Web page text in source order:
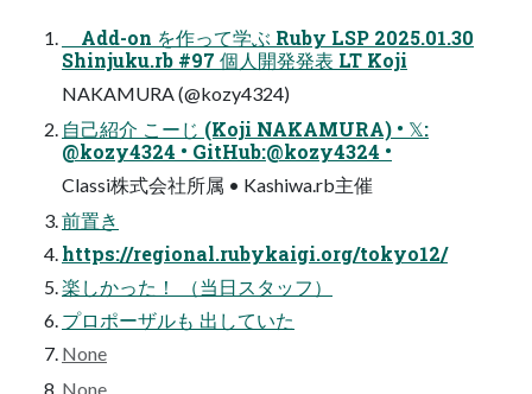
Add-on を作って学ぶ Ruby LSP 2025.01.30
Shinjuku.rb #97 個人開発発表 LT Koji
NAKAMURA (@kozy4324)
自己紹介 こーじ (Koji NAKAMURA) • 𝕏:
@kozy4324 • GitHub:@kozy4324 •
Classi株式会社所属 • Kashiwa.rb主催
前置き
https://regional.rubykaigi.org/tokyo12/
楽しかった！ （当日スタッフ）
プロポーザルも 出していた
None
None